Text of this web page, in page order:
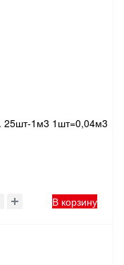
25шт-1м3 1шт=0,04м3
В корзину